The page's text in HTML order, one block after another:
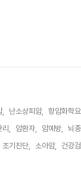
, 난소상피암,
항암화학요
, 암환자, 암예방,
뇌
조기진단, 소아암,
건강검